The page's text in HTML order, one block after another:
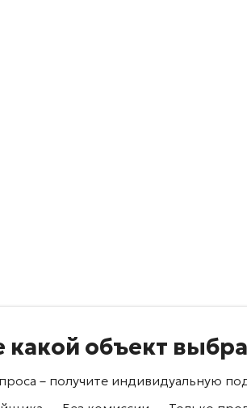
какой объект
– получите индивидуальную